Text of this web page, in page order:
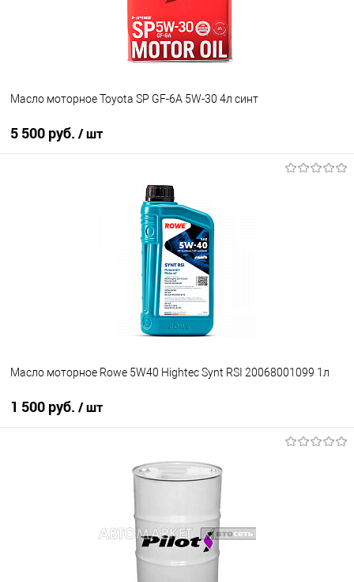
Масло моторное Toyota SP GF-6A 5W-30 4л синт
5 500 руб. / шт
В наличии
Масло моторное Rowe 5W40 Hightec Synt RSI 20068001099 1л
1 500 руб. / шт
В наличии